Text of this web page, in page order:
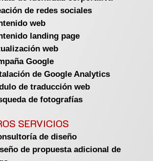
de redes sociales
web
landing page
web
Google
de Google Analytics
de traducción web
de fotografías
SERVICIOS
de diseño
de propuesta adicional de